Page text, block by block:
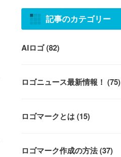
記事のカテゴリー
AIロゴ (82)
ロゴニュース最新情報！ (75)
ロゴマークとは (15)
ロゴマーク作成の方法 (37)